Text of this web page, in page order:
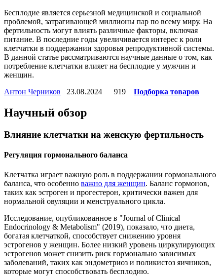
Бесплодие является серьезной медицинской и социальной
проблемой, затрагивающей миллионы пар по всему миру. На
фертильность могут влиять различные факторы, включая
питание. В последние годы увеличивается интерес к роли
клетчатки в поддержании здоровья репродуктивной системы.
В данной статье рассматриваются научные данные о том, как
потребление клетчатки влияет на бесплодие у мужчин и
женщин.
Антон Черников
23.08.2024 919 Подборка товаров
Научный обзор
Влияние клетчатки на женскую фертильность
Регуляция гормонального баланса
Клетчатка играет важную роль в поддержании гормонального
баланса, что особенно важно для женщин. Баланс гормонов,
таких как эстроген и прогестерон, критически важен для
нормальной овуляции и менструального цикла.
Исследование, опубликованное в "Journal of Clinical
Endocrinology & Metabolism" (2019), показало, что диета,
богатая клетчаткой, способствует снижению уровня
эстрогенов у женщин. Более низкий уровень циркулирующих
эстрогенов может снизить риск гормонально зависимых
заболеваний, таких как эндометриоз и поликистоз яичников,
которые могут способствовать бесплодию.